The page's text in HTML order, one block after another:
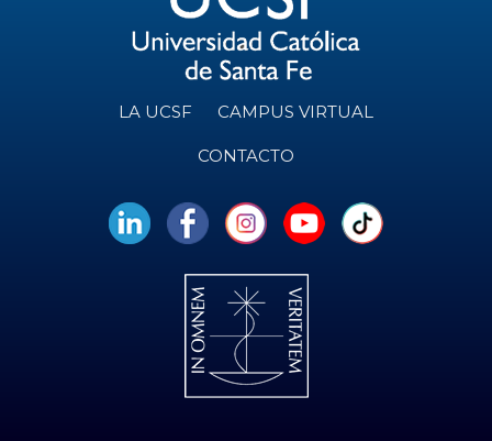
LA UCSF CAMPUS VIRTUAL
CONTACTO